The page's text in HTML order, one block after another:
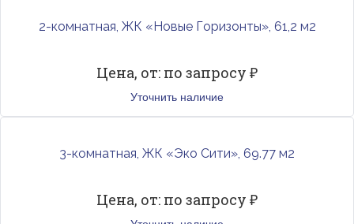
2-комнатная, ЖК «Новые Горизонты», 61,2 м2
Цена, от: по запросу ₽
Уточнить наличие
3-комнатная, ЖК «Эко Сити», 69.77 м2
Цена, от: по запросу ₽